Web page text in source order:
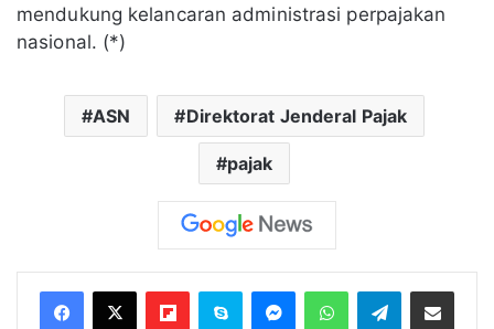
mendukung kelancaran administrasi perpajakan
nasional. (*)
ASN Direktorat Jenderal Pajak
pajak
FlipboardSkype MessengerWhatsAppTelegramBagikan melalui Email